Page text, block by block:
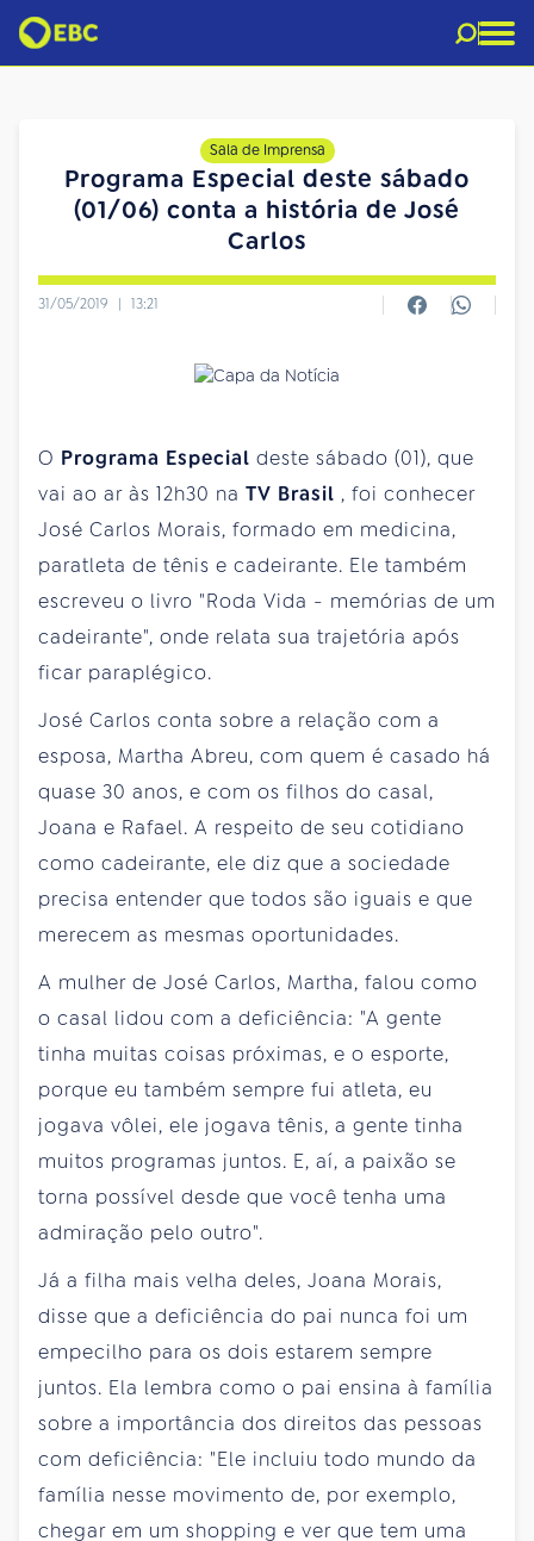
Sala de Imprensa
Programa Especial deste sábado
(01/06) conta a história de José
Carlos
31/05/2019 | 13:21
O Programa Especial deste sábado (01), que
vai ao ar às 12h30 na TV Brasil , foi conhecer
José Carlos Morais, formado em medicina,
paratleta de tênis e cadeirante. Ele também
escreveu o livro "Roda Vida - memórias de um
cadeirante", onde relata sua trajetória após
ficar paraplégico.
José Carlos conta sobre a relação com a
esposa, Martha Abreu, com quem é casado há
quase 30 anos, e com os filhos do casal,
Joana e Rafael. A respeito de seu cotidiano
como cadeirante, ele diz que a sociedade
precisa entender que todos são iguais e que
merecem as mesmas oportunidades.
A mulher de José Carlos, Martha, falou como
o casal lidou com a deficiência: "A gente
tinha muitas coisas próximas, e o esporte,
porque eu também sempre fui atleta, eu
jogava vôlei, ele jogava tênis, a gente tinha
muitos programas juntos. E, aí, a paixão se
torna possível desde que você tenha uma
admiração pelo outro".
Já a filha mais velha deles, Joana Morais,
disse que a deficiência do pai nunca foi um
empecilho para os dois estarem sempre
juntos. Ela lembra como o pai ensina à família
sobre a importância dos direitos das pessoas
com deficiência: "Ele incluiu todo mundo da
família nesse movimento de, por exemplo,
chegar em um shopping e ver que tem uma